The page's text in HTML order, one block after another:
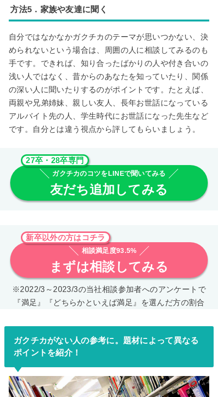
方法5．家族や友達に聞く
自分ではなかなかガクチカのテーマが思いつかない、決
められないという場合は、周囲の人に相談してみるのも
手です。できれば、知り合ったばかりの人や付き合いの
浅い人ではなく、昔からのあなたを知っていたり、関係
の深い人に聞いたりするのがポイントです。たとえば、
両親や兄弟姉妹、親しい友人、長年お世話になっている
アルバイト先の人、学生時代にお世話になった先生など
です。自分とは違う視点から評してもらいましょう。
27卒・28卒専門
ガクチカのコツをLINEで聞いてみる
友だち追加してみる
新卒以外の方はコチラ
相談満足度93.5%
まずは相談してみる
※2022/3～2023/3の当社相談参加者へのアンケートで
『満足』『どちらかといえば満足』を選んだ方の割合
ガクチカがない人の参考に。題材によって異なる
ポイントを紹介！